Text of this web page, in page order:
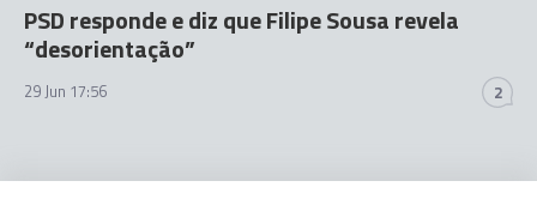
PSD responde e diz que Filipe Sousa revela
“desorientação”
29 Jun 17:56 2